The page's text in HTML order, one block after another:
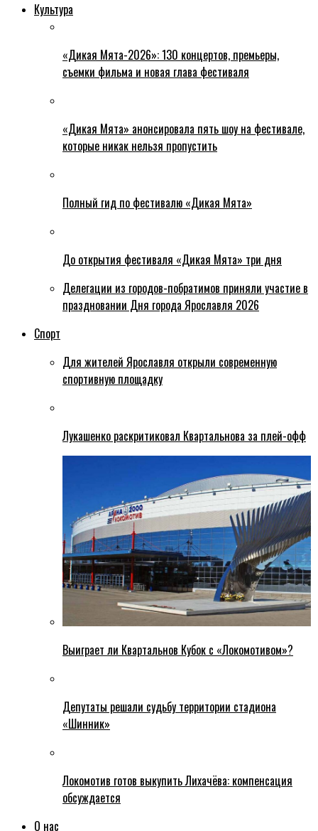
Культура
«Дикая Мята-2026»: 130 концертов, премьеры,
съемки фильма и новая глава фестиваля
«Дикая Мята» анонсировала пять шоу на фестивале,
которые никак нельзя пропустить
Полный гид по фестивалю «Дикая Мята»
До открытия фестиваля «Дикая Мята» три дня
Делегации из городов-побратимов приняли участие в
праздновании Дня города Ярославля 2026
Спорт
Для жителей Ярославля открыли современную
спортивную площадку
Лукашенко раскритиковал Квартальнова за плей-офф
Выиграет ли Квартальнов Кубок с «Локомотивом»?
Депутаты решали судьбу территории стадиона
«Шинник»
Локомотив готов выкупить Лихачёва: компенсация
обсуждается
О нас